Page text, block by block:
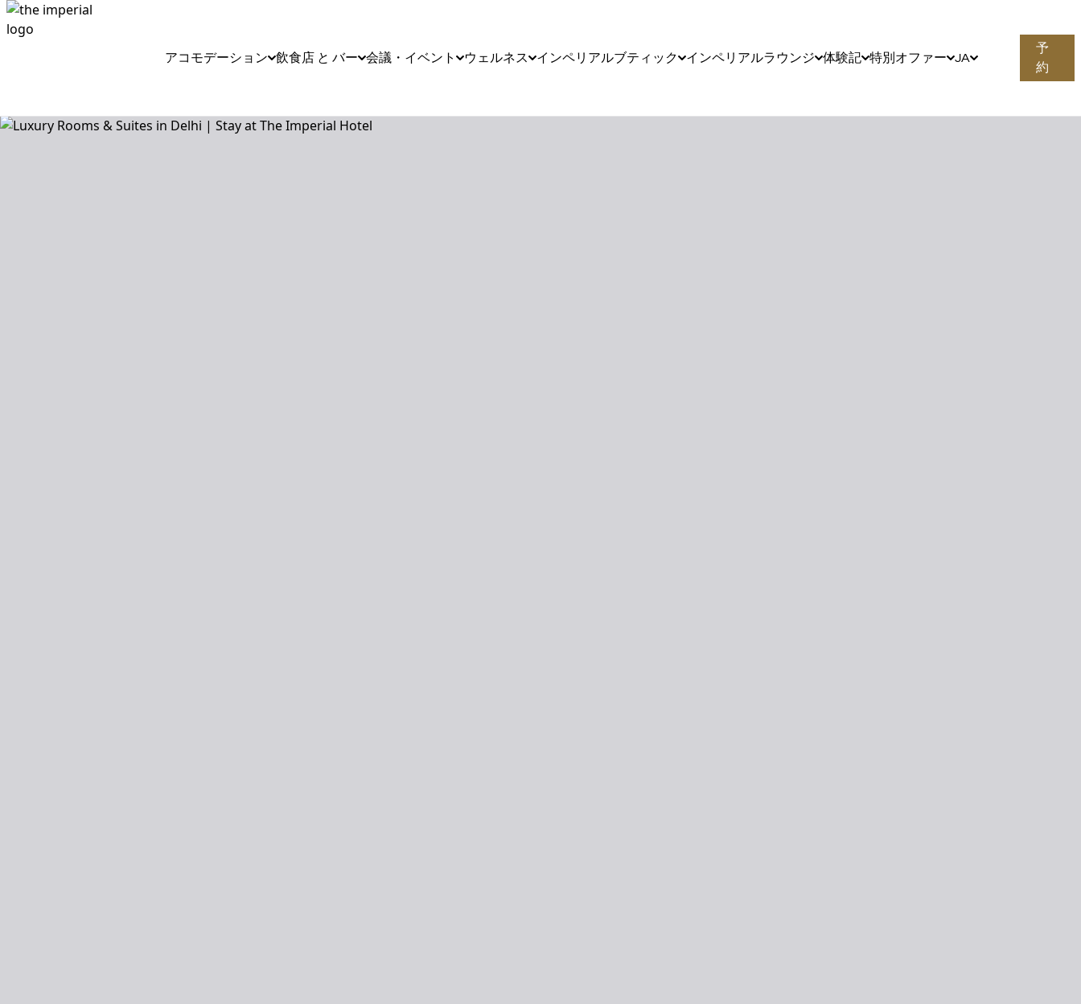
アコモデーション 飲食店 と バー 会議・イベント ウェルネス インペリアルブティック インペリアルラウンジ 体験記 特別オファー JA
予
約